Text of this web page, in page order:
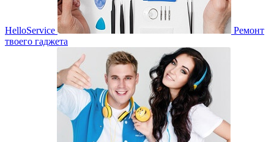
HelloService
Ремонт
твоего гаджета